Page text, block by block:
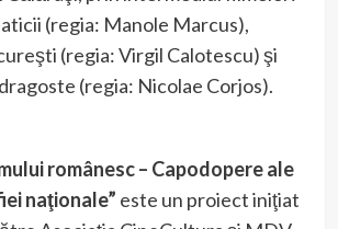
(regia: Manole Marcus),
(regia: Virgil Calotescu) şi
(regia: Nicolae Corjos).
românesc – Capodopere ale
naţionale” este un proiect iniţiat